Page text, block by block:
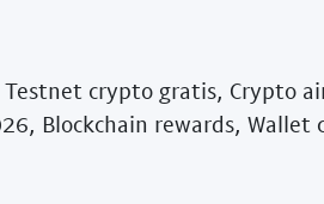
crypto gratis, Crypto
Blockchain rewards, Wallet